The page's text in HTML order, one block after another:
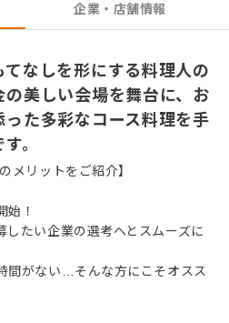
企業・店舗情報
てなしを形にする料理人の
美しい会場を舞台に、お
た多彩なコース料理を手
。
メリットをご紹介】
始！
したい企業の選考へとスムーズに
間がない…そんな方にこそオスス